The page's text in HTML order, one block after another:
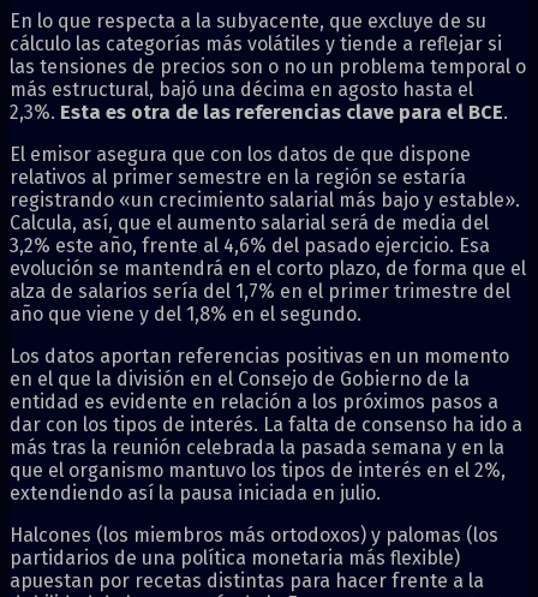
En lo que respecta a la subyacente, que excluye de su
cálculo las categorías más volátiles y tiende a reflejar si
las tensiones de precios son o no un problema temporal o
más estructural, bajó una décima en agosto hasta el
2,3%. Esta es otra de las referencias clave para el BCE.
El emisor asegura que con los datos de que dispone
relativos al primer semestre en la región se estaría
registrando «un crecimiento salarial más bajo y estable».
Calcula, así, que el aumento salarial será de media del
3,2% este año, frente al 4,6% del pasado ejercicio. Esa
evolución se mantendrá en el corto plazo, de forma que el
alza de salarios sería del 1,7% en el primer trimestre del
año que viene y del 1,8% en el segundo.
Los datos aportan referencias positivas en un momento
en el que la división en el Consejo de Gobierno de la
entidad es evidente en relación a los próximos pasos a
dar con los tipos de interés. La falta de consenso ha ido a
más tras la reunión celebrada la pasada semana y en la
que el organismo mantuvo los tipos de interés en el 2%,
extendiendo así la pausa iniciada en julio.
Halcones (los miembros más ortodoxos) y palomas (los
partidarios de una política monetaria más flexible)
apuestan por recetas distintas para hacer frente a la